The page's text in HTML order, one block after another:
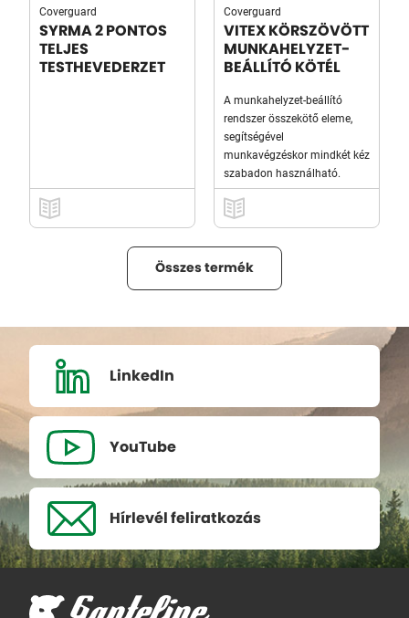
Coverguard
SYRMA 2 PONTOS
TELJES
TESTHEVEDERZET
Coverguard
VITEX KÖRSZÖVÖTT
MUNKAHELYZET-
BEÁLLÍTÓ KÖTÉL
A munkahelyzet-beállító
rendszer összekötő eleme,
segítségével
munkavégzéskor mindkét kéz
szabadon használható.
Összes termék
LinkedIn
YouTube
Hírlevél feliratkozás